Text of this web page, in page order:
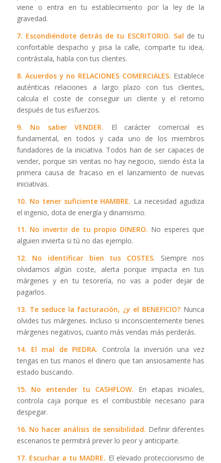
viene o entra en tu establecimiento por la ley de la
gravedad.
7. Escondiéndote detrás de tu ESCRITORIO. Sal de tu
confortable despacho y pisa la calle, comparte tu idea,
contrástala, habla con tus clientes.
8. Acuerdos y no RELACIONES COMERCIALES. Establece
auténticas relaciones a largo plazo con tus clientes,
calcula el coste de conseguir un cliente y el retorno
después de tus esfuerzos.
9. No saber VENDER. El carácter comercial es
fundamental, en todos y cada uno de los miembros
fundadores de la iniciativa. Todos han de ser capaces de
vender, porque sin ventas no hay negocio, siendo ésta la
primera causa de fracaso en el lanzamiento de nuevas
iniciativas.
10. No tener suficiente HAMBRE. La necesidad agudiza
el ingenio, dota de energía y dinamismo.
11. No invertir de tu propio DINERO. No esperes que
alguien invierta si tú no das ejemplo.
12. No identificar bien tus COSTES. Siempre nos
olvidamos algún coste, alerta porque impacta en tus
márgenes y en tu tesorería, no vas a poder dejar de
pagarlos.
13. Te seduce la facturación, ¿y el BENEFICIO? Nunca
olvides tus márgenes. Incluso si inconscientemente tienes
márgenes negativos, cuanto más vendas más perderás.
14. El mal de PIEDRA. Controla la inversión una vez
tengas en tus manos el dinero que tan ansiosamente has
estado buscando.
15. No entender tu CASHFLOW. En etapas iniciales,
controla caja porque es el combustible necesario para
despegar.
16. No hacer análisis de sensibilidad. Definir diferentes
escenarios te permitirá prever lo peor y anticiparte.
17. Escuchar a tu MADRE. El elevado proteccionismo de